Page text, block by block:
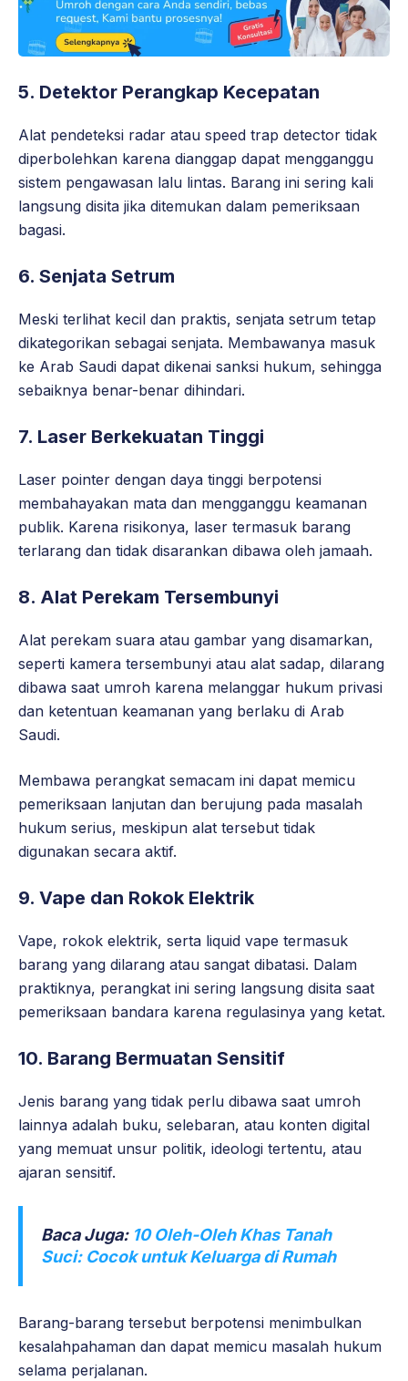
5. Detektor Perangkap Kecepatan
Alat pendeteksi radar atau speed trap detector tidak
diperbolehkan karena dianggap dapat mengganggu
sistem pengawasan lalu lintas. Barang ini sering kali
langsung disita jika ditemukan dalam pemeriksaan
bagasi.
6. Senjata Setrum
Meski terlihat kecil dan praktis, senjata setrum tetap
dikategorikan sebagai senjata. Membawanya masuk
ke Arab Saudi dapat dikenai sanksi hukum, sehingga
sebaiknya benar-benar dihindari.
7. Laser Berkekuatan Tinggi
Laser pointer dengan daya tinggi berpotensi
membahayakan mata dan mengganggu keamanan
publik. Karena risikonya, laser termasuk barang
terlarang dan tidak disarankan dibawa oleh jamaah.
8. Alat Perekam Tersembunyi
Alat perekam suara atau gambar yang disamarkan,
seperti kamera tersembunyi atau alat sadap, dilarang
dibawa saat umroh karena melanggar hukum privasi
dan ketentuan keamanan yang berlaku di Arab
Saudi.
Membawa perangkat semacam ini dapat memicu
pemeriksaan lanjutan dan berujung pada masalah
hukum serius, meskipun alat tersebut tidak
digunakan secara aktif.
9. Vape dan Rokok Elektrik
Vape, rokok elektrik, serta liquid vape termasuk
barang yang dilarang atau sangat dibatasi. Dalam
praktiknya, perangkat ini sering langsung disita saat
pemeriksaan bandara karena regulasinya yang ketat.
10. Barang Bermuatan Sensitif
Jenis barang yang tidak perlu dibawa saat umroh
lainnya adalah buku, selebaran, atau konten digital
yang memuat unsur politik, ideologi tertentu, atau
ajaran sensitif.
Baca Juga: 10 Oleh-Oleh Khas Tanah
Suci: Cocok untuk Keluarga di Rumah
Barang-barang tersebut berpotensi menimbulkan
kesalahpahaman dan dapat memicu masalah hukum
selama perjalanan.